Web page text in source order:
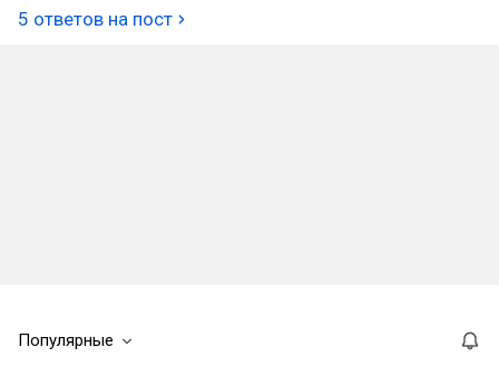
5 ответов на пост
Популярные